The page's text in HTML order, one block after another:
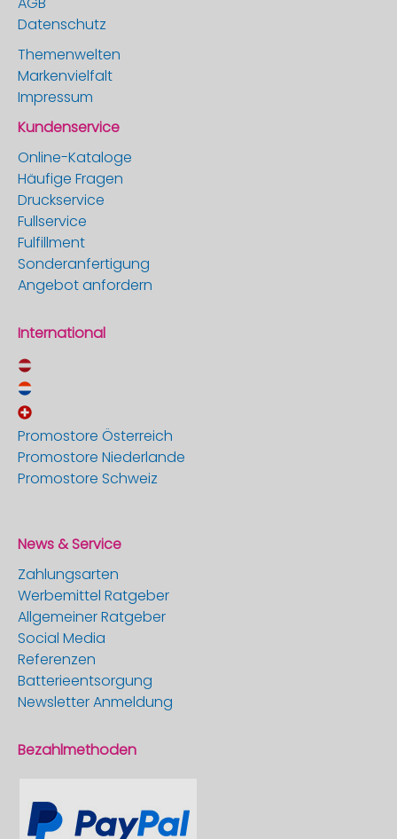
Datenschutz
Themenwelten
Markenvielfalt
Impressum
Kundenservice
Online-Kataloge
Häufige Fragen
Druckservice
Fullservice
Fulfillment
Sonderanfertigung
Angebot anfordern
International
Promostore Österreich
Promostore Niederlande
Promostore Schweiz
News & Service
Zahlungsarten
Werbemittel Ratgeber
Allgemeiner Ratgeber
Social Media
Referenzen
Batterieentsorgung
Newsletter Anmeldung
Bezahlmethoden